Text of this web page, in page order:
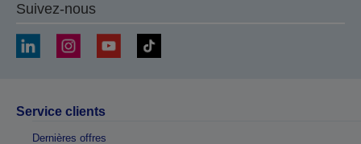
Suivez-nous
Service clients
Dernières offres